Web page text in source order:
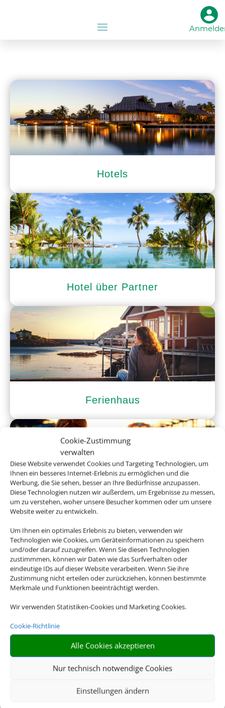
Cookie-Zustimmung
verwalten
Diese Website verwendet Cookies und Targeting Technologien, um
Ihnen ein besseres Internet-Erlebnis zu ermöglichen und die
Werbung, die Sie sehen, besser an Ihre Bedürfnisse anzupassen.
Diese Technologien nutzen wir außerdem, um Ergebnisse zu messen,
um zu verstehen, woher unsere Besucher kommen oder um unsere
Website weiter zu entwickeln.
Um Ihnen ein optimales Erlebnis zu bieten, verwenden wir
Technologien wie Cookies, um Geräteinformationen zu speichern
und/oder darauf zuzugreifen. Wenn Sie diesen Technologien
zustimmmen, können wir Daten wie das Surfverhalten oder
eindeutige IDs auf dieser Website verarbeiten. Wenn Sie ihre
Zustimmung nicht erteilen oder zurückziehen, können bestimmte
Merkmale und Funktionen beeinträchtigt werden.
Wir verwenden Statistiken-Cookies und Marketing Cookies.
Cookie-Richtlinie
Alle Cookies akzeptieren
Nur technisch notwendige Cookies
Einstellungen ändern
Hotels
Hotel über Partner
Ferienhaus
Hotel und Bahn